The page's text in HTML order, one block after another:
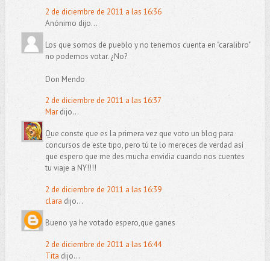
2 de diciembre de 2011 a las 16:36
Anónimo dijo...
Los que somos de pueblo y no tenemos cuenta en "caralibro"
no podemos votar. ¿No?
Don Mendo
2 de diciembre de 2011 a las 16:37
Mardijo...
Que conste que es la primera vez que voto un blog para
concursos de este tipo, pero tú te lo mereces de verdad así
que espero que me des mucha envidia cuando nos cuentes
tu viaje a NY!!!!
2 de diciembre de 2011 a las 16:39
clara dijo...
Bueno ya he votado espero,que ganes
2 de diciembre de 2011 a las 16:44
Tita dijo...